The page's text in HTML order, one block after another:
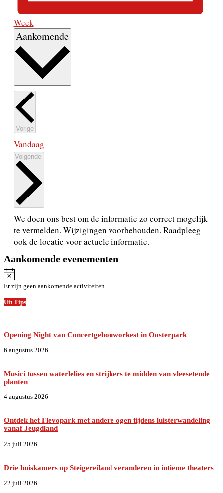
Week
Aankomende Selecteer
VorigeActiviteiten
Vandaag
Volgende
We doen ons best om de informatie zo correct mogelijk
te vermelden. Wijzigingen voorbehouden. Raadpleeg
ook de locatie voor actuele informatie.
Aankomende evenementen
Bericht
Er zijn geen aankomende activiteiten.
Uit Tips
Opening Night van Concertgebouworkest in Oosterpark
6 augustus 2026
Musici tussen waterlelies en strijkers te midden van vleesetende
planten
4 augustus 2026
Ontdek het Flevopark met andere ogen tijdens luisterwandeling
vanaf Jeugdland
25 juli 2026
Drie huiskamers op Steigereiland veranderen in intieme theaters
22 juli 2026